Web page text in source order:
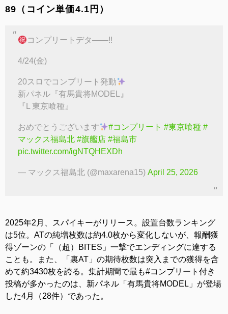
89（コイン単価4.1円）
コンプリートデタ――!!
4/24(金)
20スロでコンプリート発動
新パネル『有馬貴将MODEL』
『L 東京喰種』
おめでとうございます #コンプリート #東京喰種 #
マックス福島北 #旗艦店 #福島市
pic.twitter.com/igNTQHEXDh
— マックス福島北 (@maxarena15) April 25, 2026
2025年2月、スパイキーがリリース。設置台数ランキング
は5位。ATの純増枚数は約4.0枚から変化しないが、報酬獲
得ゾーンの「（超）BITES」一撃でエンディングに達する
ことも。また、「裏AT」の期待枚数は突入までの獲得を含
めて約3430枚を誇る。集計期間で最も#コンプリート付き
投稿が多かったのは、新パネル「有馬貴将MODEL」が登場
した4月（28件）であった。